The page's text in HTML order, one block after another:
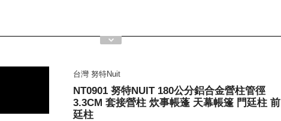
台灣 努特Nuit
NT0901 努特NUIT 180公分鋁合金營柱管徑
3.3CM 套接營柱 炊事帳蓬 天幕帳篷 門廷柱 前
廷柱